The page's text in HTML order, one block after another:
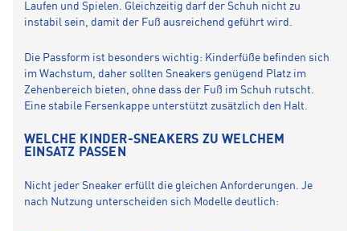
Laufen und Spielen. Gleichzeitig darf der Schuh nicht zu
instabil sein, damit der Fuß ausreichend geführt wird.
Die Passform ist besonders wichtig: Kinderfüße befinden sich
im Wachstum, daher sollten Sneakers genügend Platz im
Zehenbereich bieten, ohne dass der Fuß im Schuh rutscht.
Eine stabile Fersenkappe unterstützt zusätzlich den Halt.
WELCHE KINDER-SNEAKERS ZU WELCHEM
EINSATZ PASSEN
Nicht jeder Sneaker erfüllt die gleichen Anforderungen. Je
nach Nutzung unterscheiden sich Modelle deutlich: